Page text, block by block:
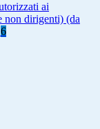
ai
non dirigenti) (da
6